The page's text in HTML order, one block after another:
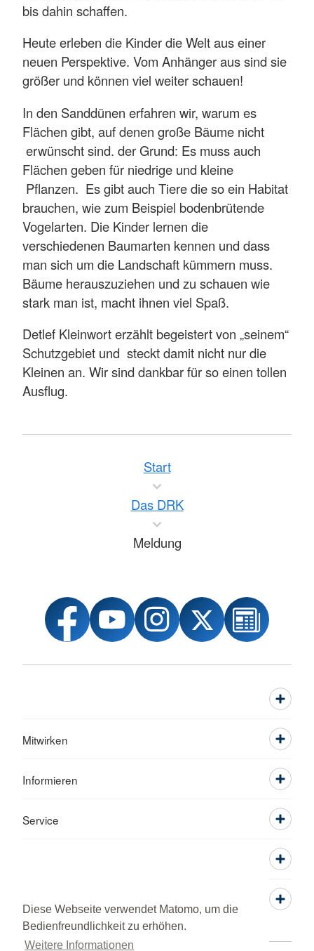
Diese Webseite verwendet Matomo, um die
Bedienfreundlichkeit zu erhöhen.
Weitere Informationen
bis dahin schaffen.
Heute erleben die Kinder die Welt aus einer
neuen Perspektive. Vom Anhänger aus sind sie
größer und können viel weiter schauen!
In den Sanddünen erfahren wir, warum es
Flächen gibt, auf denen große Bäume nicht
erwünscht sind. der Grund: Es muss auch
Flächen geben für niedrige und kleine
Pflanzen. Es gibt auch Tiere die so ein Habitat
brauchen, wie zum Beispiel bodenbrütende
Vogelarten. Die Kinder lernen die
verschiedenen Baumarten kennen und dass
man sich um die Landschaft kümmern muss.
Bäume herauszuziehen und zu schauen wie
stark man ist, macht ihnen viel Spaß.
Detlef Kleinwort erzählt begeistert von „seinem“
Schutzgebiet und steckt damit nicht nur die
Kleinen an. Wir sind dankbar für so einen tollen
Ausflug.
Start
Das DRK
Meldung
Mitwirken
Informieren
Service